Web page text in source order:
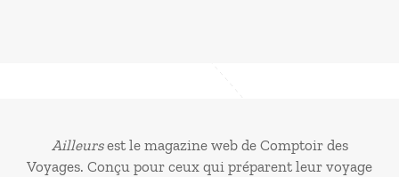
Ailleursest le magazine web de Comptoir des
Voyages. Conçu pour ceux qui préparent leur voyage